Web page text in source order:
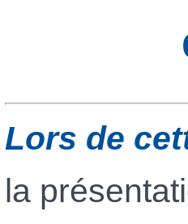
Lors de
la